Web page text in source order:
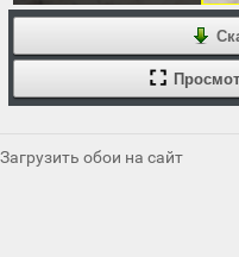
Загрузить обои на сайт